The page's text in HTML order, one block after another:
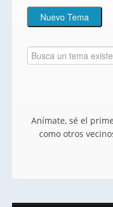
Anímate, sé el
como otros